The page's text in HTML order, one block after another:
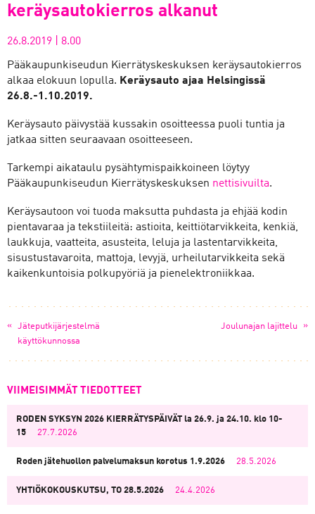
keräysautokierros alkanut
26.8.2019 8.00
Pääkaupunkiseudun Kierrätyskeskuksen keräysautokierros
alkaa elokuun lopulla. Keräysauto ajaa Helsingissä
26.8.-1.10.2019.
Keräysauto päivystää kussakin osoitteessa puoli tuntia ja
jatkaa sitten seuraavaan osoitteeseen.
Tarkempi aikataulu pysähtymispaikkoineen löytyy
Pääkaupunkiseudun Kierrätyskeskuksen nettisivuilta.
Keräysautoon voi tuoda maksutta puhdasta ja ehjää kodin
pientavaraa ja tekstiileitä: astioita, keittiötarvikkeita, kenkiä,
laukkuja, vaatteita, asusteita, leluja ja lastentarvikkeita,
sisustustavaroita, mattoja, levyjä, urheilutarvikkeita sekä
kaikenkuntoisia polkupyöriä ja pienelektroniikkaa.
«
Jäteputkijärjestelmä
käyttökunnossa
Joulunajan lajittelu »
VIIMEISIMMÄT TIEDOTTEET
RODEN SYKSYN 2026 KIERRÄTYSPÄIVÄT la 26.9. ja 24.10. klo 10-
15
27.7.2026
Roden jätehuollon palvelumaksun korotus 1.9.2026 28.5.2026
YHTIÖKOKOUSKUTSU, TO 28.5.2026 24.4.2026